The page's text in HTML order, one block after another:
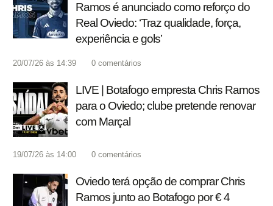
Ramos é anunciado como reforço do
Real Oviedo: ‘Traz qualidade, força,
experiência e gols’
20/07/26 às 14:39 0 comentários
LIVE | Botafogo empresta Chris Ramos
para o Oviedo; clube pretende renovar
com Marçal
19/07/26 às 14:00 0 comentários
Oviedo terá opção de comprar Chris
Ramos junto ao Botafogo por € 4